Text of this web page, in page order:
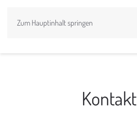
Zum Hauptinhalt springen
Kontakt